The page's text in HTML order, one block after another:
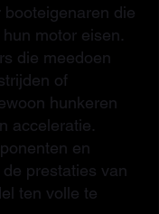
die
motor eisen.
die meedoen
of
hunkeren
acceleratie.
en
prestaties van
ten volle te